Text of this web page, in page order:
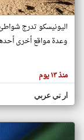
هنا عن
وجهة
كاتبيها.
اليونيسكو تدرج
وعدة مواقع أخرى
منذ ١٣ يوم
ار تي عربي